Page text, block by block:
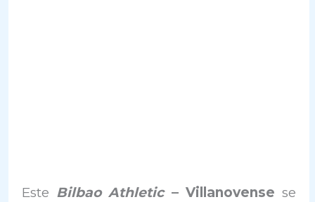
Este Bilbao Athletic –Villanovense se